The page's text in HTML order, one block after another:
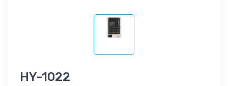
HY-1022